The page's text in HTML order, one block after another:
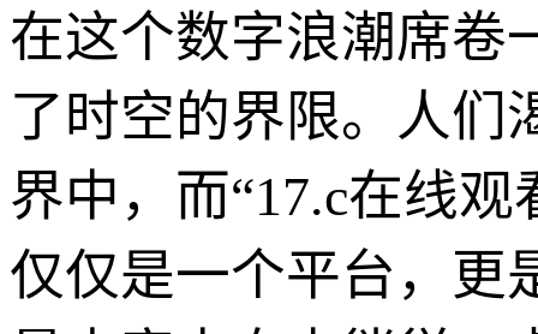
在这个数字浪潮席卷
了时空的界限。人们
界中，而“17.c在线
仅仅是一个平台，更